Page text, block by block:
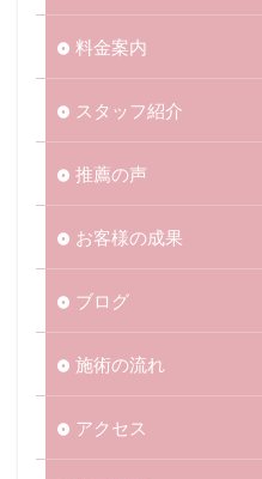
料金案内
スタッフ紹介
推薦の声
お客様の成果
ブログ
施術の流れ
アクセス